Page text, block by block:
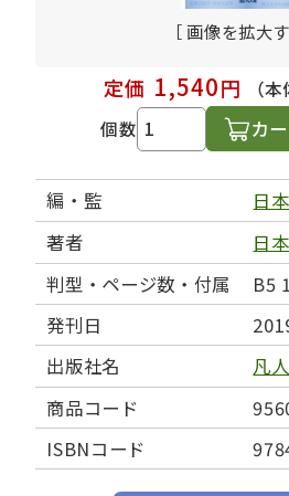
［ 画像を拡大す
定価 1,540円
（
個数
カ
編・監
日
著者
日
判型・ページ数・付属
B5
発刊日
出版社名
凡
商品コード
ISBNコード